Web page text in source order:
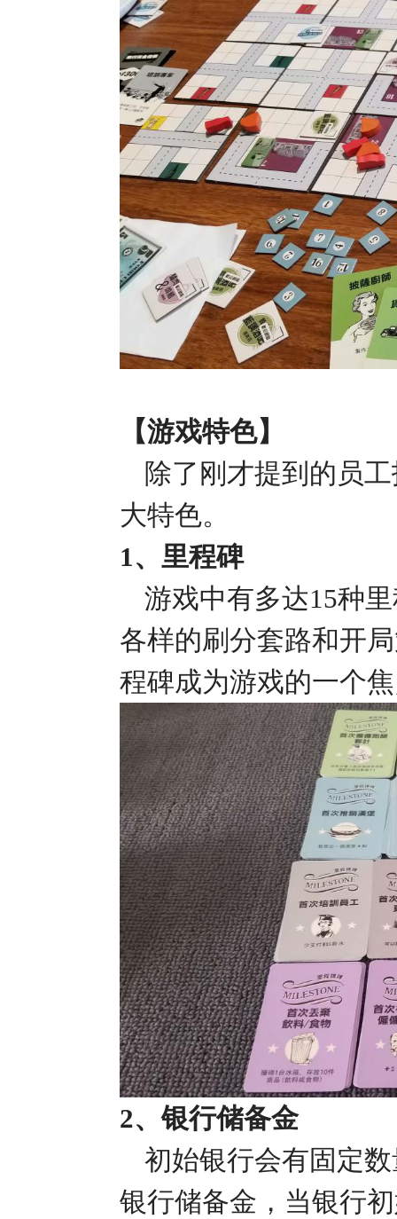
【游戏特色】
除了刚才提到的员
大特色。
1、里程碑
游戏中有多达15种
各样的刷分套路和开
程碑成为游戏的一个
2、银行储备金
初始银行会有固定
银行储备金，当银行